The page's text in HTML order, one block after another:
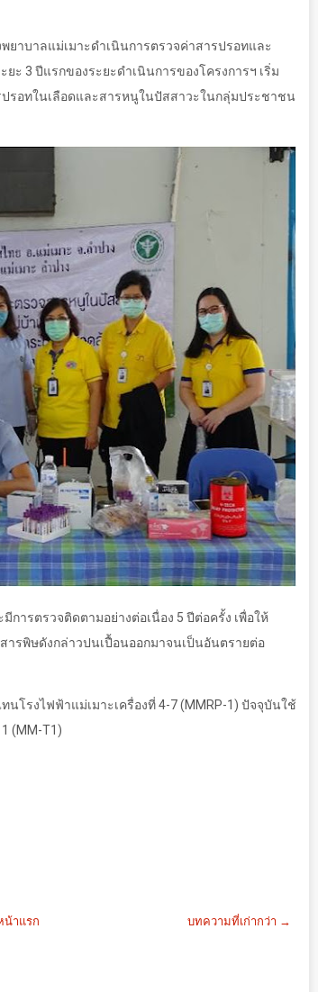
ยาบาลแม่เมาะดำเนินการตรวจค่าสารปรอทและ
ยะ 3 ปีแรกของระยะดำเนินการของโครงการฯ เริ่ม
รอทในเลือดและสารหนูในปัสสาวะในกลุ่มประชาชน
การตรวจติดตามอย่างต่อเนื่อง 5 ปีต่อครั้ง เพื่อให้
รพิษดังกล่าวปนเปื้อนออกมาจนเป็นอันตรายต่อ
นโรงไฟฟ้าแม่เมาะเครื่องที่4-7 (MMRP-1) ปัจจุบันใช้
1 (MM-T1)
บทความที่เก่ากว่า →
น้าแรก